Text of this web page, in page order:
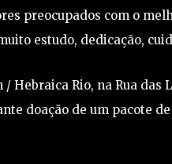
preocupados com o
estudo, dedicação,
/ Hebraica Rio, na Rua
doação de um pacote